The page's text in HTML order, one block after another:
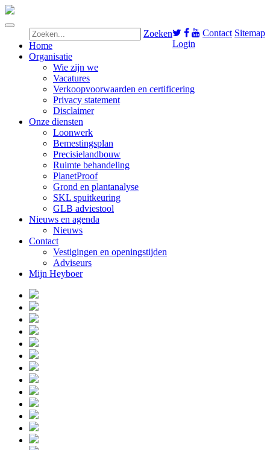
Contact Sitemap
Login
Zoeken
Home
Organisatie
Wie zijn we
Vacatures
Verkoopvoorwaarden en certificering
Privacy statement
Disclaimer
Onze diensten
Loonwerk
Bemestingsplan
Precisielandbouw
Ruimte behandeling
PlanetProof
Grond en plantanalyse
SKL spuitkeuring
GLB adviestool
Nieuws en agenda
Nieuws
Contact
Vestigingen en openingstijden
Adviseurs
Mijn Heyboer